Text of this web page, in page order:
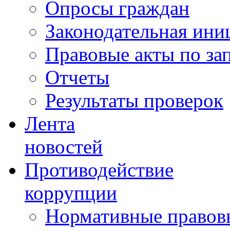
Опросы граждан
Законодательная
Правовые акты по
Отчеты
Результаты проверок
Лента
новостей
Противодействие
коррупции
Нормативные